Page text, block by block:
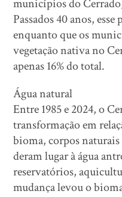
municípios do
Passados 40 anos,
enquanto que os
vegetação nativa no
apenas 16% do total.
Água natural
Entre 1985 e 2024, o
transformação em
bioma, corpos naturais
deram lugar à água
reservatórios,
mudança levou o